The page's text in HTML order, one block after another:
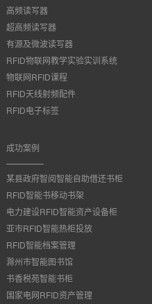
高频读写器
超高频读写器
有源及微波读写器
RFID物联网教学实验实训系统
物联网RFID课程
RFID天线射频配件
RFID电子标签
成功案例
某县政府智阅智能自助借还书柜
RFID智能书移动书架
电力建设RFID智能资产设备柜
亚市RFID智能热柜投放
RFID智能档案管理
滁州市智能图书馆
书香税苑智能书柜
国家电网RFID资产管理